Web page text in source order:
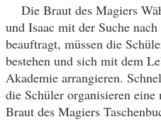
Die Braut des Magiers
und Isaac mit der Suche
beauftragt, müssen die
bestehen und sich mit dem
Akademie arrangieren.
die Schüler organisieren
Braut des Magiers